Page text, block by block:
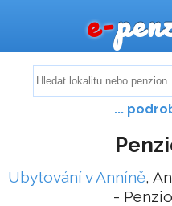
e-
...
Ubytování v Anníně,
-